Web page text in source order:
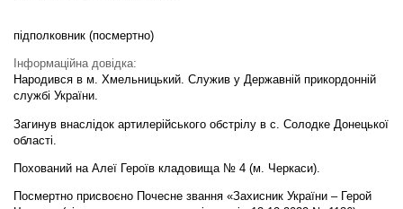
підполковник (посмертно)
Інформаційна довідка:
Народився в м. Хмельницький. Служив у Державній прикордонній
службі України.
Загинув внаслідок артилерійського обстрілу в с. Солодке Донецької
області.
Похований на Алеї Героїв кладовища № 4 (м. Черкаси).
Посмертно присвоєно Почесне звання «Захисник України – Герой